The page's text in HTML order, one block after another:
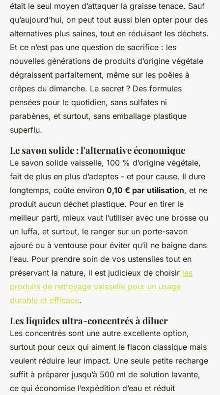
était le seul moyen d’attaquer la graisse tenace. Sauf
qu’aujourd’hui, on peut tout aussi bien opter pour des
alternatives plus saines, tout en réduisant les déchets.
Et ce n’est pas une question de sacrifice : les
nouvelles générations de produits d’origine végétale
dégraissent parfaitement, même sur les poêles à
crêpes du dimanche. Le secret ? Des formules
pensées pour le quotidien, sans sulfates ni
parabènes, et surtout, sans emballage plastique
superflu.
Le savon solide : l'alternative économique
Le savon solide vaisselle, 100 % d’origine végétale,
fait de plus en plus d’adeptes - et pour cause. Il dure
longtemps, coûte environ 0,10 € par utilisation, et ne
produit aucun déchet plastique. Pour en tirer le
meilleur parti, mieux vaut l’utiliser avec une brosse ou
un luffa, et surtout, le ranger sur un porte-savon
ajouré ou à ventouse pour éviter qu’il ne baigne dans
l’eau. Pour prendre soin de vos ustensiles tout en
préservant la nature, il est judicieux de choisir les
produits de nettoyage vaisselle pour un usage
durable et efficace.
Les liquides ultra-concentrés à diluer
Les concentrés sont une autre excellente option,
surtout pour ceux qui aiment le flacon classique mais
veulent réduire leur impact. Une seule petite recharge
suffit à préparer jusqu’à 500 ml de solution lavante,
ce qui économise l’expédition d’eau et réduit